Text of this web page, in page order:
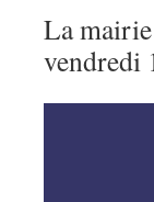
La
vendredi